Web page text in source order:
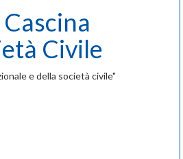
Civile
e della società civile"